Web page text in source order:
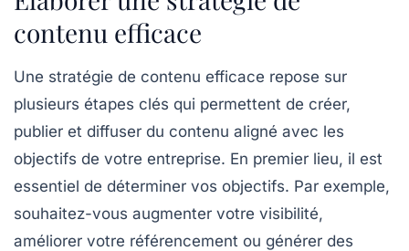
contenu efficace
Une stratégie de contenu efficace repose sur
plusieurs étapes clés qui permettent de créer,
publier et diffuser du contenu aligné avec les
objectifs de votre entreprise. En premier lieu, il est
essentiel de déterminer vos objectifs. Par exemple,
souhaitez-vous augmenter votre visibilité,
améliorer votre référencement ou générer des